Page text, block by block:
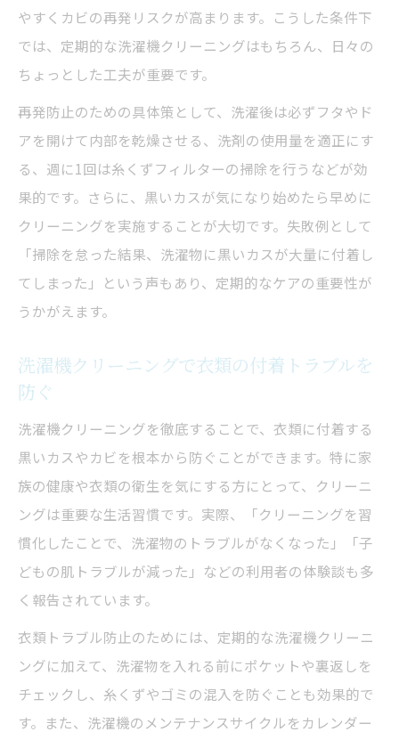
やすくカビの再発リスクが高まります。こうした条件下
では、定期的な洗濯機クリーニングはもちろん、日々の
ちょっとした工夫が重要です。
再発防止のための具体策として、洗濯後は必ずフタやド
アを開けて内部を乾燥させる、洗剤の使用量を適正にす
る、週に1回は糸くずフィルターの掃除を行うなどが効
果的です。さらに、黒いカスが気になり始めたら早めに
クリーニングを実施することが大切です。失敗例として
「掃除を怠った結果、洗濯物に黒いカスが大量に付着し
てしまった」という声もあり、定期的なケアの重要性が
うかがえます。
洗濯機クリーニングで衣類の付着トラブルを
防ぐ
洗濯機クリーニングを徹底することで、衣類に付着する
黒いカスやカビを根本から防ぐことができます。特に家
族の健康や衣類の衛生を気にする方にとって、クリーニ
ングは重要な生活習慣です。実際、「クリーニングを習
慣化したことで、洗濯物のトラブルがなくなった」「子
どもの肌トラブルが減った」などの利用者の体験談も多
く報告されています。
衣類トラブル防止のためには、定期的な洗濯機クリーニ
ングに加えて、洗濯物を入れる前にポケットや裏返しを
チェックし、糸くずやゴミの混入を防ぐことも効果的で
す。また、洗濯機のメンテナンスサイクルをカレンダー